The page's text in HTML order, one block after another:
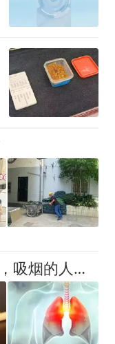
这5种香烟已被列入黑名单，吸烟的人请注意，最好别抽